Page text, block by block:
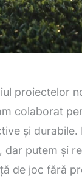
proiectelor
colaborat
și durabile.
putem și
de joc fără